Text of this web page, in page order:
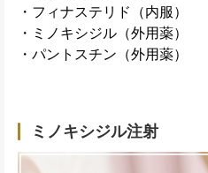
・フィナステリド（内服）
・ミノキシジル（外用薬）
・パントスチン（外用薬）
ミノキシジル注射